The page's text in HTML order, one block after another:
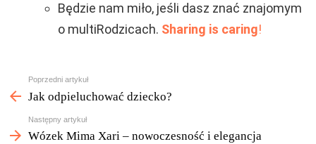
Będzie nam miło, jeśli dasz znać znajomym
o multiRodzicach. Sharing is caring!
Zobacz
więcej
Poprzedni artykuł
Jak odpieluchować dziecko?
Następny artykuł
Wózek Mima Xari – nowoczesność i elegancja